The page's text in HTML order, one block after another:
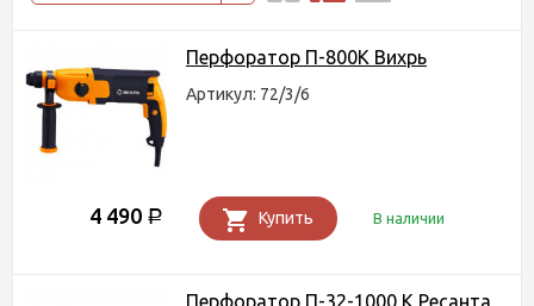
Перфоратор П-800К Вихрь
Артикул: 72/3/6
4 490 Р Купить В наличии
Перфоратор П-32-1000 К Ресанта